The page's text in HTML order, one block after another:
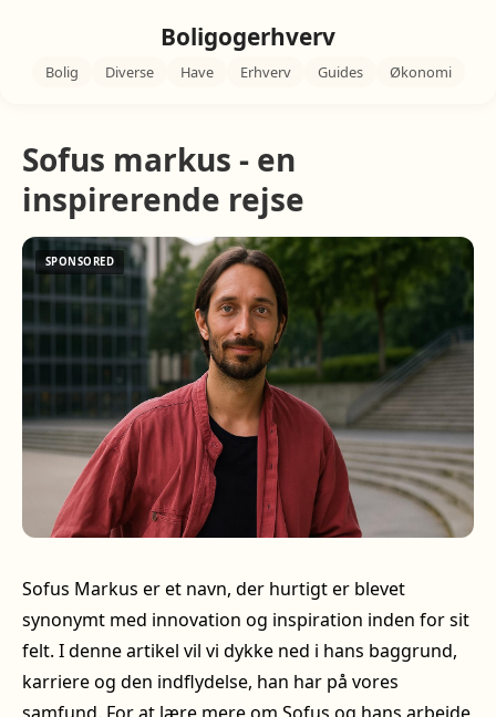
Boligogerhverv
Bolig Diverse Have Erhverv Guides Økonomi
Sofus markus - en
inspirerende rejse
Sofus Markus er et navn, der hurtigt er blevet
synonymt med innovation og inspiration inden for sit
felt. I denne artikel vil vi dykke ned i hans baggrund,
karriere og den indflydelse, han har på vores